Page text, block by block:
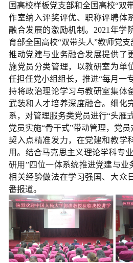
国高校样板党支部和全国高校“双
作室纳入评奖评优、职称评聘体
融合发展的激励机制。2021年学
育部全国高校“双带头人”教师党
推动党建与业务融合发展提供了
施党员分类管理，以教研室为单
任担任党小组组长，推进“每月一
持将政治理论学习与教研室集体
武装和人才培养深度融合。细化
系，对管理服务类党员进行“头雁
党员实施“骨干式”带动管理，党
契入点精准发力，在党建和教学
用。结合马克思主义理论学科专
研用”四位一体系统推进党建与业
相关经验做法在学习强国、大众
番报道。